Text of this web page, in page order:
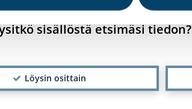
sisällöstä etsimäsi tiedon?
Löysin osittain